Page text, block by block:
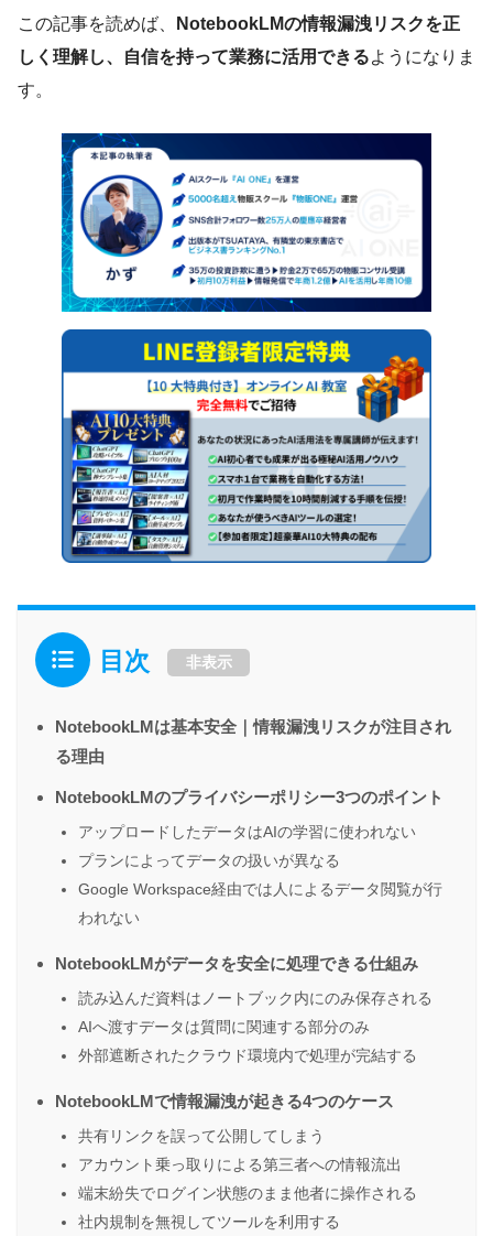
この記事を読めば、
NotebookLMの情報漏洩リスクを正
しく理解し、自信を持って業務に活用できるようになりま
す。
目次 非表示
NotebookLMは基本安全｜情報漏洩リスクが注目され
る理由
NotebookLMのプライバシーポリシー3つのポイント
アップロードしたデータはAIの学習に使われない
プランによってデータの扱いが異なる
Google Workspace経由では人によるデータ閲覧が行
われない
NotebookLMがデータを安全に処理できる仕組み
読み込んだ資料はノートブック内にのみ保存される
AIへ渡すデータは質問に関連する部分のみ
外部遮断されたクラウド環境内で処理が完結する
NotebookLMで情報漏洩が起きる4つのケース
共有リンクを誤って公開してしまう
アカウント乗っ取りによる第三者への情報流出
端末紛失でログイン状態のまま他者に操作される
社内規制を無視してツールを利用する